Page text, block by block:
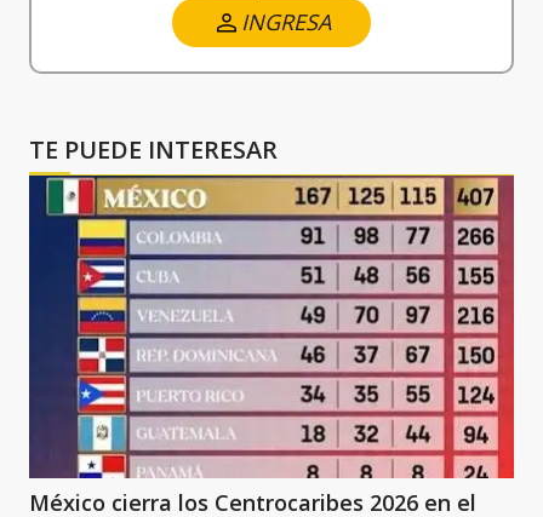
INGRESA
TE PUEDE INTERESAR
México cierra los Centrocaribes 2026 en el